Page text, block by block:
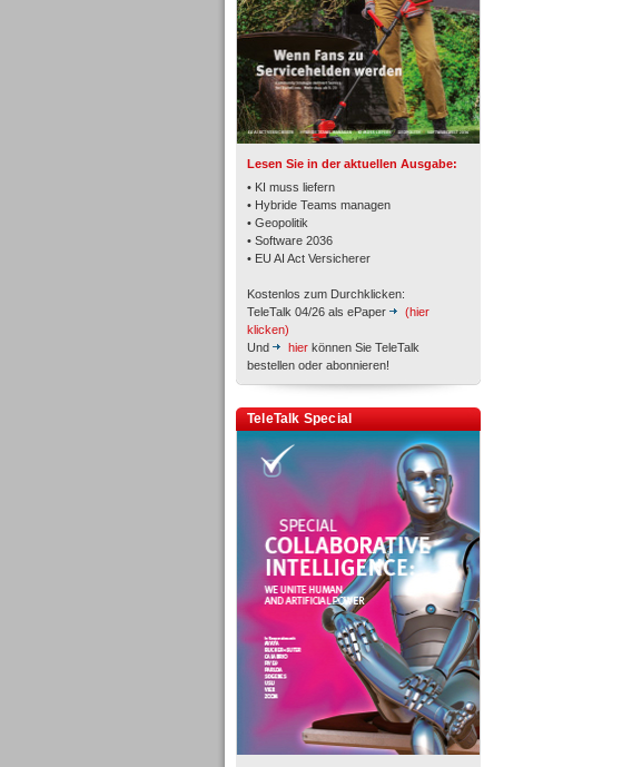
Lesen Sie in der aktuellen Ausgabe:
• KI muss liefern
• Hybride Teams managen
• Geopolitik
• Software 2036
• EU AI Act Versicherer
Kostenlos zum Durchklicken:
TeleTalk 04/26 als ePaper
(hier
klicken)
Und
hier können Sie TeleTalk
bestellen oder abonnieren!
TeleTalk Special
TK- und ACD-Systeme
Workforce-Management
Personal
Inbound